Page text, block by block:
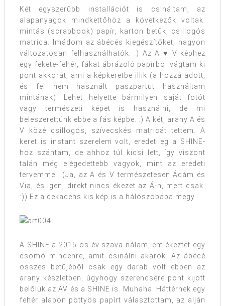
Két egyszerűbb installációt is csináltam, az
alapanyagok mindkettőhöz a következők voltak:
mintás (scrapbook) papír, karton betűk, csillogós
matrica. Imádom az ábécés kiegészítőket, nagyon
változatosan felhasználhatók. :) Az A ♥ V képhez
egy fekete-fehér, fákat ábrázoló papírból vágtam ki
pont akkorát, ami a képkeretbe illik (a hozzá adott,
és fel nem használt paszpartut használtam
mintának). Lehet helyette bármilyen saját fotót
vagy természeti képet is használni, de mi
beleszerettünk ebbe a fás képbe. :) A két, arany A és
V közé csillogós, szívecskés matricát tettem. A
keret is instant szerelem volt, eredetileg a SHINE-
hoz szántam, de ahhoz túl kicsi lett, így viszont
talán még elégedettebb vagyok, mint az eredeti
tervemmel. (Ja, az A és V természetesen Ádám és
Via, és igen, direkt nincs ékezet az Á-n, mert csak.
:)) Ez a dekadens kis kép is a hálószobába megy.
A SHINE a 2015-ös év szava nálam, emlékeztet egy
csomó mindenre, amit csinálni akarok. Az ábécé
összes betűjéből csak egy darab volt ebben az
arany készletben, úgyhogy szerencsére pont kijött
belőlük az AV és a SHINE is. Muhaha. Háttérnek egy
fehér alapon pöttyös papírt választottam, az alján